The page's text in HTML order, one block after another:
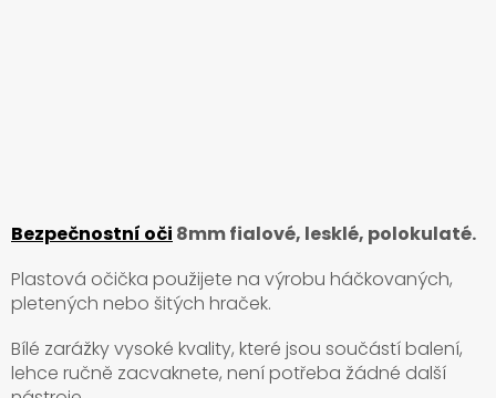
Bezpečnostní oči 8mm fialové, lesklé, polokulaté.
Plastová očička použijete na výrobu háčkovaných,
pletených nebo šitých hraček.
Bílé zarážky vysoké kvality, které jsou součástí balení,
lehce ručně zacvaknete, není potřeba žádné další